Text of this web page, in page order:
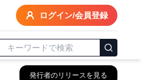
ログイン/会員登録
発行者のリリースを見る